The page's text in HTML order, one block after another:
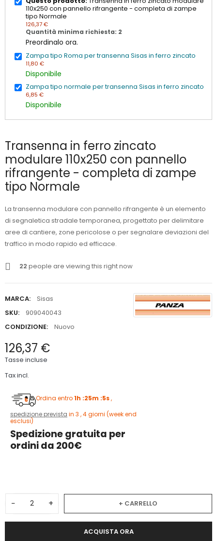
110x250 con pannello rifrangente - completa di zampe
tipo Normale
126,37 €
Quantità minima richiesta: 2
Preordinalo ora.
Zampa tipo Roma per transenna Sisas in ferro zincato
11,80 €
Disponibile
Zampa tipo normale per transenna Sisas in ferro zincato
6,85 €
Disponibile
Transenna in ferro zincato
modulare 110x250 con pannello
rifrangente - completa di zampe
tipo Normale
La transenna modulare con pannello rifrangente è un elemento
di segnaletica stradale temporanea, progettato per delimitare
aree di cantiere, zone pericolose o per segnalare deviazioni del
traffico in modo rapido ed efficace.
22 people are viewing this right now
MARCA:
Sisas
SKU:
909040043
CONDIZIONE:
Nuovo
126,37 €
Tasse incluse
Tax incl.
Ordina entro1h :25m :5s,
spedizione prevista in 3 , 4 giorni (week end
esclusi)
Spedizione gratuita per
ordini da 200€
− + + CARRELLO
ACQUISTA ORA